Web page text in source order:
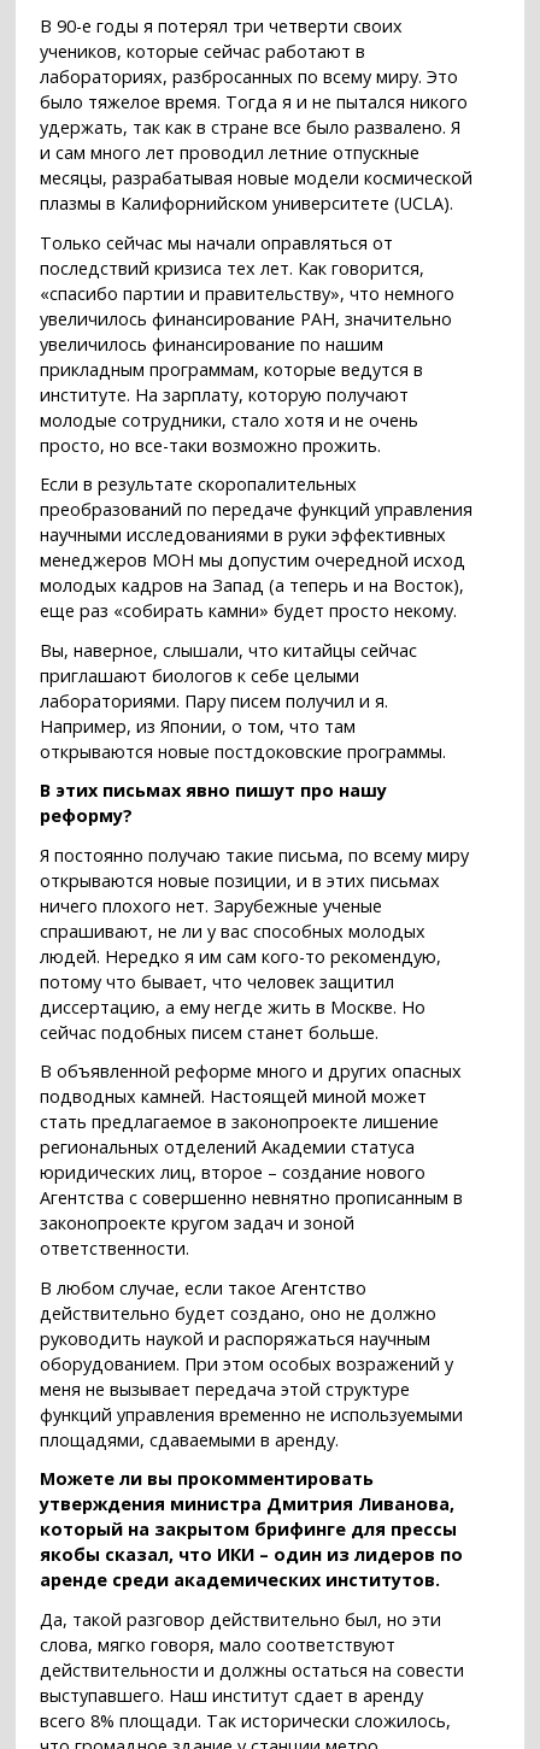
В 90-е годы я потерял три четверти своих
учеников, которые сейчас работают в
лабораториях, разбросанных по всему миру. Это
было тяжелое время. Тогда я и не пытался никого
удержать, так как в стране все было развалено. Я
и сам много лет проводил летние отпускные
месяцы, разрабатывая новые модели космической
плазмы в Калифорнийском университете (UCLA).
Только сейчас мы начали оправляться от
последствий кризиса тех лет. Как говорится,
«спасибо партии и правительству», что немного
увеличилось финансирование РАН, значительно
увеличилось финансирование по нашим
прикладным программам, которые ведутся в
институте. На зарплату, которую получают
молодые сотрудники, стало хотя и не очень
просто, но все-таки возможно прожить.
Если в результате скоропалительных
преобразований по передаче функций управления
научными исследованиями в руки эффективных
менеджеров МОН мы допустим очередной исход
молодых кадров на Запад (а теперь и на Восток),
еще раз «собирать камни» будет просто некому.
Вы, наверное, слышали, что китайцы сейчас
приглашают биологов к себе целыми
лабораториями. Пару писем получил и я.
Например, из Японии, о том, что там
открываются новые постдоковские программы.
В этих письмах явно пишут про нашу
реформу?
Я постоянно получаю такие письма, по всему миру
открываются новые позиции, и в этих письмах
ничего плохого нет. Зарубежные ученые
спрашивают, не ли у вас способных молодых
людей. Нередко я им сам кого-то рекомендую,
потому что бывает, что человек защитил
диссертацию, а ему негде жить в Москве. Но
сейчас подобных писем станет больше.
В объявленной реформе много и других опасных
подводных камней. Настоящей миной может
стать предлагаемое в законопроекте лишение
региональных отделений Академии статуса
юридических лиц, второе – создание нового
Агентства с совершенно невнятно прописанным в
законопроекте кругом задач и зоной
ответственности.
В любом случае, если такое Агентство
действительно будет создано, оно не должно
руководить наукой и распоряжаться научным
оборудованием. При этом особых возражений у
меня не вызывает передача этой структуре
функций управления временно не используемыми
площадями, сдаваемыми в аренду.
Можете ли вы прокомментировать
утверждения министра Дмитрия Ливанова,
который на закрытом брифинге для прессы
якобы сказал, что ИКИ – один из лидеров по
аренде среди академических институтов.
Да, такой разговор действительно был, но эти
слова, мягко говоря, мало соответствуют
действительности и должны остаться на совести
выступавшего. Наш институт сдает в аренду
всего 8% площади. Так исторически сложилось,